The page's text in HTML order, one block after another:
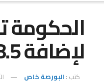
لإضافة 48.5 ألف غرفة فندقية
كتب : البورصة خاص